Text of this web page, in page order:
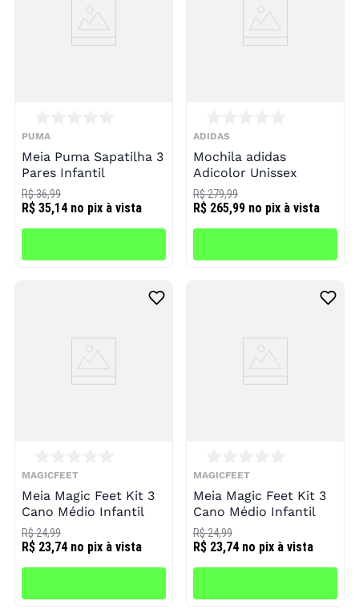
PUMA
Meia Puma Sapatilha 3
Pares Infantil
R$ 35,14 no pix à vista
R$ 36,99
ADIDAS
Mochila adidas
Adicolor Unissex
R$ 265,99 no pix à vista
R$ 279,99
MAGICFEET
Meia Magic Feet Kit 3
Cano Médio Infantil
R$ 23,74 no pix à vista
R$ 24,99
MAGICFEET
Meia Magic Feet Kit 3
Cano Médio Infantil
R$ 23,74 no pix à vista
R$ 24,99